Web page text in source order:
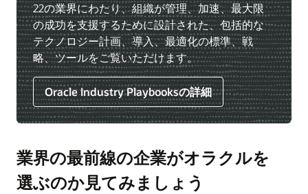
22の業界にわたり、組織が管理、加速、最大限
の成功を支援するために設計された、包括的な
テクノロジー計画、導入、最適化の標準、戦
略、ツールをご覧いただけます。
Oracle Industry Playbooksの詳細
業界の最前線の企業がオラクルを
選ぶのか見てみましょう